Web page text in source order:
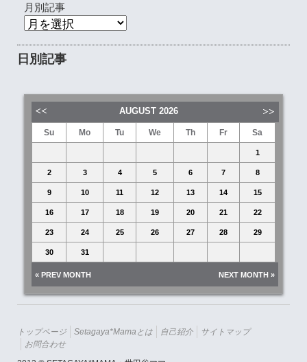
月別記事
日別記事
AUGUST 2026
Su Mo Tu We Th Fr Sa
1
2 3 4 5 6 7 8
9 10 11 12 13 14 15
16 17 18 19 20 21 22
23 24 25 26 27 28 29
30 31
« PREV MONTH NEXT MONTH »
トップページ Setagaya*mamaとは 自己紹介
サイトマップ
お問合わせ